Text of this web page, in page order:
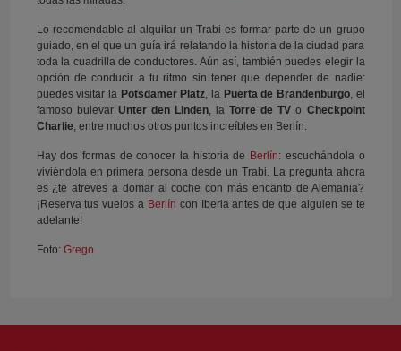
Lo recomendable al alquilar un Trabi es formar parte de un grupo
guiado, en el que un guía irá relatando la historia de la ciudad para
toda la cuadrilla de conductores. Aún así, también puedes elegir la
opción de conducir a tu ritmo sin tener que depender de nadie:
puedes visitar la Potsdamer Platz, la Puerta de Brandenburgo, el
famoso bulevar Unter den Linden, laTorre de TV o Checkpoint
Charlie, entre muchos otros puntos increíbles en Berlín.
Hay dos formas de conocer la historia de Berlín: escuchándola o
viviéndola en primera persona desde un Trabi. La pregunta ahora
es ¿te atreves a domar al coche con más encanto de Alemania?
¡Reserva tus vuelos a Berlín con Iberia antes de que alguien se te
adelante!
Foto: Grego